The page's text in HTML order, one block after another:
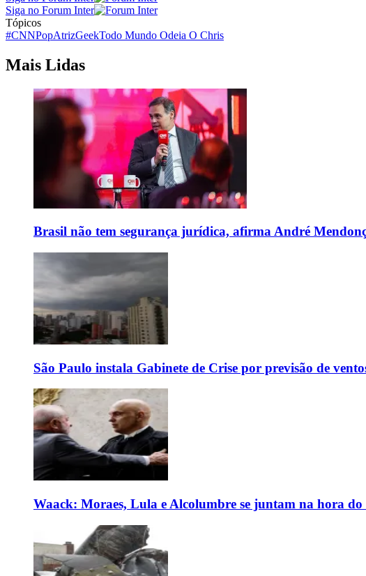
Siga no Forum Inter
Tópicos
#CNNPopAtrizGeekTodo Mundo Odeia O Chris
Mais Lidas
Brasil não tem segurança jurídica, afirma André
São Paulo instala Gabinete de Crise por previsão de
Waack: Moraes, Lula e Alcolumbre se juntam na hora do